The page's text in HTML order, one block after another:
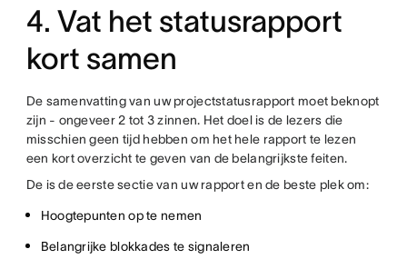
4. Vat het statusrapport
kort samen
De samenvatting van uw projectstatusrapport moet beknopt
zijn - ongeveer 2 tot 3 zinnen. Het doel is de lezers die
misschien geen tijd hebben om het hele rapport te lezen
een kort overzicht te geven van de belangrijkste feiten.
De is de eerste sectie van uw rapport en de beste plek om:
Hoogtepunten op te nemen
Belangrijke blokkades te signaleren